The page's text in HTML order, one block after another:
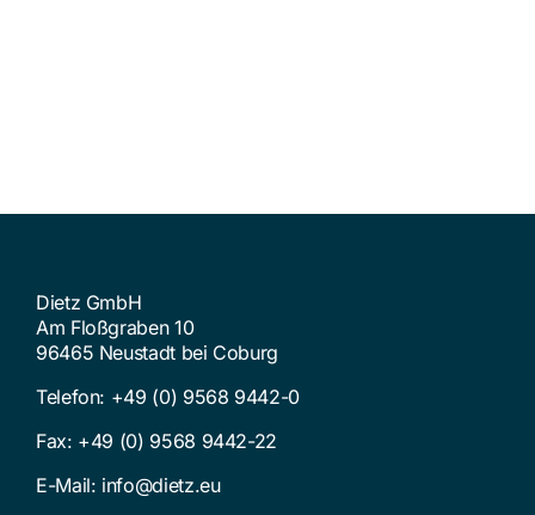
Dietz GmbH
Am Floßgraben 10
96465 Neustadt bei Coburg
Telefon: +49 (0) 9568 9442-0
Fax: +49 (0) 9568 9442-22
E-Mail: info@dietz.eu